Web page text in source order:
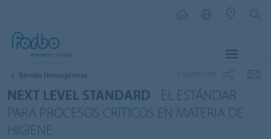
Bandas Homogéneas
NEXT LEVEL STANDARD - EL ESTÁNDAR
PARA PROCESOS CRÍTICOS EN MATERIA DE
HIGIENE